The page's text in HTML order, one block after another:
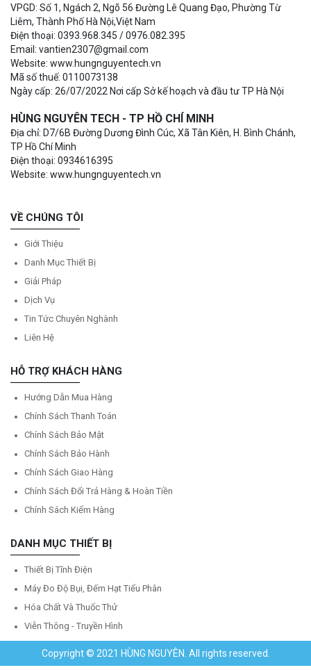
VPGD: Số 1, Ngách 2, Ngõ 56 Đường Lê Quang Đạo, Phường Từ
Liêm, Thành Phố Hà Nội,Việt Nam
Điện thoại: 0393.968.345 / 0976.082.395
Email: vantien2307@gmail.com
Website: www.hungnguyentech.vn
Mã số thuế: 0110073138
Ngày cấp: 26/07/2022 Nơi cấp Sở kế hoạch và đầu tư TP Hà Nội
HÙNG NGUYÊN TECH - TP HỒ CHÍ MINH
Địa chỉ: D7/6B Đường Dương Đình Cúc, Xã Tân Kiên, H. Bình Chánh,
TP Hồ Chí Minh
Điện thoại: 0934616395
Website: www.hungnguyentech.vn
VỀ CHÚNG TÔI
Giới Thiệu
Danh Mục Thiết Bị
Giải Pháp
Dịch Vụ
Tin Tức Chuyên Nghành
Liên Hệ
HỖ TRỢ KHÁCH HÀNG
Hướng Dẫn Mua Hàng
Chính Sách Thanh Toán
Chính Sách Bảo Mật
Chính Sách Bảo Hành
Chính Sách Giao Hàng
Chính Sách Đổi Trả Hàng & Hoàn Tiền
Chính Sách Kiểm Hàng
DANH MỤC THIẾT BỊ
Thiết Bị Tĩnh Điện
Máy Đo Độ Bụi, Đếm Hạt Tiểu Phân
Hóa Chất Và Thuốc Thử
Viễn Thông - Truyền Hình
Copyright © 2021 HÙNG NGUYÊN. All rights reserved.